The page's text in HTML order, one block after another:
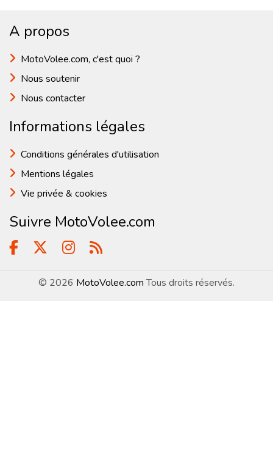
A propos
MotoVolee.com, c'est quoi ?
Nous soutenir
Nous contacter
Informations légales
Conditions générales d'utilisation
Mentions légales
Vie privée & cookies
Suivre MotoVolee.com
© 2026 MotoVolee.comTous droits réservés.